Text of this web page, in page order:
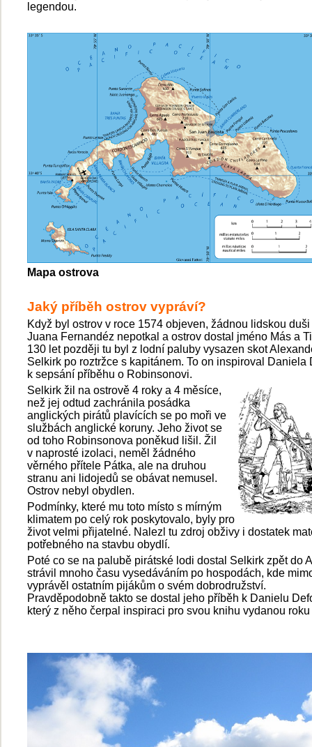
legendou.
Mapa ostrova
Jaký příběh ostrov vypráví?
Když byl ostrov v roce 1574 objeven, žádnou lidskou duši
Juana Fernandéz nepotkal a ostrov dostal jméno Más a
130 let později tu byl z lodní paluby vysazen skot
Selkirk po roztržce s kapitánem. To on inspiroval Daniela
k sepsání příběhu o Robinsonovi.
Selkirk žil na ostrově 4 roky a 4 měsíce,
než jej odtud zachránila posádka
anglických pirátů plavících se po moři ve
službách anglické koruny. Jeho život se
od toho Robinsonova poněkud lišil. Žil
v naprosté izolaci, neměl žádného
věrného přítele Pátka, ale na druhou
stranu ani lidojedů se obávat nemusel.
Ostrov nebyl obydlen.
Podmínky, které mu toto místo s mírným
klimatem po celý rok poskytovalo, byly pro
život velmi přijatelné. Nalezl tu zdroj obživy i dostatek
potřebného na stavbu obydlí.
Poté co se na palubě pirátské lodi dostal Selkirk zpět do
strávil mnoho času vysedáváním po hospodách, kde
vyprávěl ostatním pijákům o svém dobrodružství.
Pravděpodobně takto se dostal jeho příběh k Danielu
který z něho čerpal inspiraci pro svou knihu vydanou